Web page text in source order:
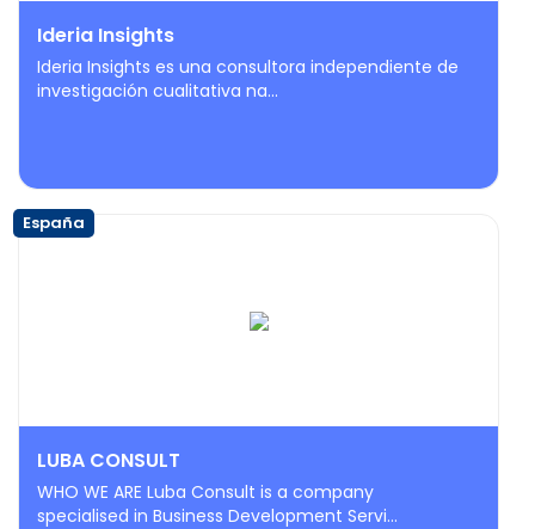
Ideria Insights
Ideria Insights es una consultora independiente de
investigación cualitativa na...
España
LUBA CONSULT
WHO WE ARE Luba Consult is a company
specialised in Business Development Servi...